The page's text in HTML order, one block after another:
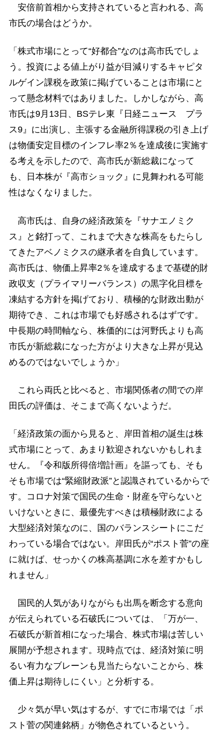
安倍前首相から支持されていると言われる、高
市氏の場合はどうか。
「株式市場にとって“好都合”なのは高市氏でしょ
う。投資による値上がり益が目減りするキャピタ
ルゲイン課税を政策に掲げていることは市場にと
って懸念材料ではありました。しかしながら、高
市氏は9月13日、BSテレ東『日経ニュース プラ
ス9』に出演し、主張する金融所得課税の引き上げ
は物価安定目標のインフレ率2％を達成後に実施す
る考えを示したので、高市氏が新総裁になって
も、日本株が『高市ショック』に見舞われる可能
性はなくなりました。
高市氏は、自身の経済政策を『サナエノミク
ス』と銘打って、これまで大きな株高をもたらし
てきたアベノミクスの継承者を自負しています。
高市氏は、物価上昇率2％を達成するまで基礎的財
政収支（プライマリーバランス）の黒字化目標を
凍結する方針を掲げており、積極的な財政出動が
期待でき、これは市場でも好感されるはずです。
中長期の時間軸なら、株価的には河野氏よりも高
市氏が新総裁になった方がより大きな上昇が見込
めるのではないでしょうか」
これら両氏と比べると、市場関係者の間での岸
田氏の評価は、そこまで高くないようだ。
「経済政策の面から見ると、岸田首相の誕生は株
式市場にとって、あまり歓迎されないかもしれま
せん。『令和版所得倍増計画』を謳っても、そも
そも市場では“緊縮財政派”と認識されているからで
す。コロナ対策で国民の生命・財産を守らないと
いけないときに、最優先すべきは積極財政による
大型経済対策なのに、国のバランスシートにこだ
わっている場合ではない。岸田氏が“ポスト菅”の座
に就けば、せっかくの株高基調に水を差すかもし
れません」
国民的人気がありながらも出馬を断念する意向
が伝えられている石破氏については、「万が一、
石破氏が新首相になった場合、株式市場は苦しい
展開が予想されます。現時点では、経済対策に明
るい有力なブレーンも見当たらないことから、株
価上昇は期待しにくい」と分析する。
少々気が早い気はするが、すでに市場では「ポ
スト菅の関連銘柄」が物色されているという。